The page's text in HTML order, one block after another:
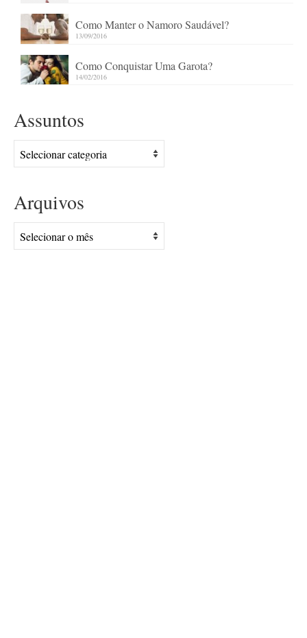
Como Manter o Namoro Saudável?
13/09/2016
Como Conquistar Uma Garota?
14/02/2016
Assuntos
Assuntos
Arquivos
Arquivos